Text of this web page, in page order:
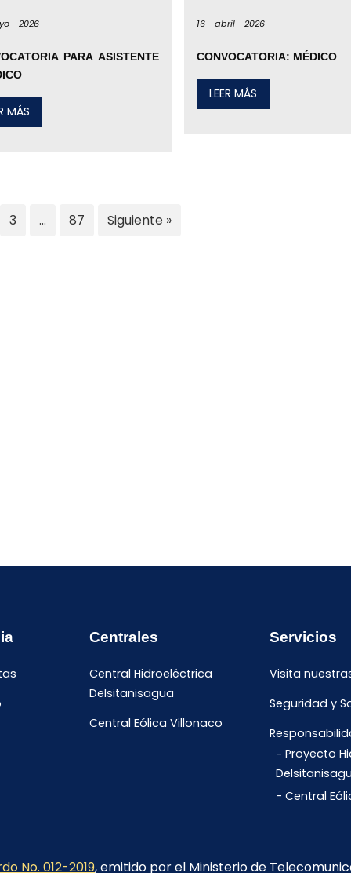
- 2026
PARA ASISTENTE
MÁS
16 - abril - 2026
CONVOCATORIA: MÉDICO
LEER MÁS
3 … 87 Siguiente »
Centrales
Central Hidroeléctrica
Delsitanisagua
Central Eólica Villonaco
Servicios
Visita
Seguridad y
Proyecto
Central
No. 012-2019, emitido por el Ministerio de